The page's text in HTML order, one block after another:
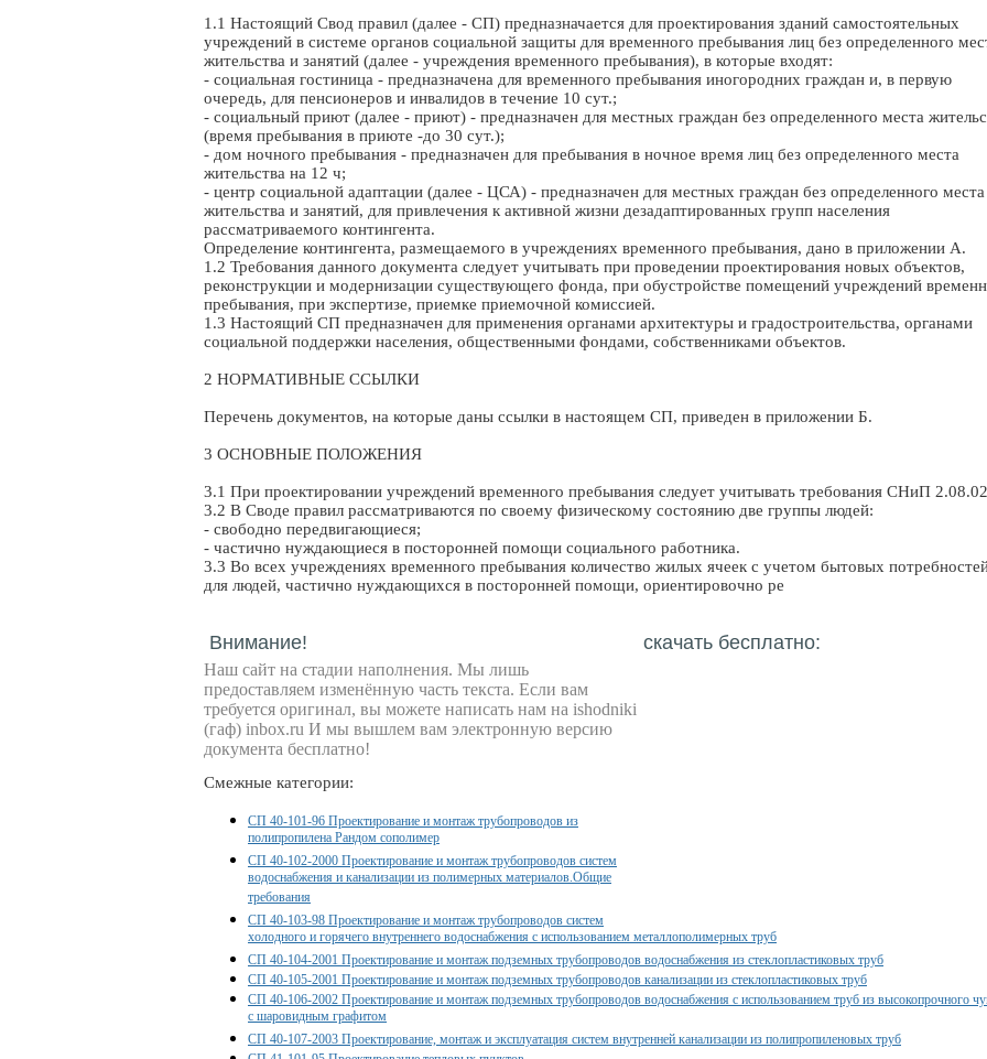
1.1 Настоящий Свод правил (далее - СП) предназначается для проектирования зданий самостоятельных
учреждений в системе органов социальной защиты для временного пребывания лиц без определенного
жительства и занятий (далее - учреждения временного пребывания), в которые входят:
- социальная гостиница - предназначена для временного пребывания иногородних граждан и, в первую
очередь, для пенсионеров и инвалидов в течение 10 сут.;
- социальный приют (далее - приют) - предназначен для местных граждан без определенного места
(время пребывания в приюте -до 30 сут.);
- дом ночного пребывания - предназначен для пребывания в ночное время лиц без определенного места
жительства на 12 ч;
- центр социальной адаптации (далее - ЦСА) - предназначен для местных граждан без определенного места
жительства и занятий, для привлечения к активной жизни дезадаптированных групп населения
рассматриваемого контингента.
Определение контингента, размещаемого в учреждениях временного пребывания, дано в приложении А.
1.2 Требования данного документа следует учитывать при проведении проектирования новых объектов,
реконструкции и модернизации существующего фонда, при обустройстве помещений учреждений
пребывания, при экспертизе, приемке приемочной комиссией.
1.3 Настоящий СП предназначен для применения органами архитектуры и градостроительства, органами
социальной поддержки населения, общественными фондами, собственниками объектов.
2 НОРМАТИВНЫЕ ССЫЛКИ
Перечень документов, на которые даны ссылки в настоящем СП, приведен в приложении Б.
3 ОСНОВНЫЕ ПОЛОЖЕНИЯ
3.1 При проектировании учреждений временного пребывания следует учитывать требования СНиП
3.2 В Своде правил рассматриваются по своему физическому состоянию две группы людей:
- свободно передвигающиеся;
- частично нуждающиеся в посторонней помощи социального работника.
3.3 Во всех учреждениях временного пребывания количество жилых ячеек с учетом бытовых
для людей, частично нуждающихся в посторонней помощи, ориентировочно ре
скачать бесплатно:
Внимание!
Наш сайт на стадии наполнения. Мы лишь
предоставляем изменённую часть текста. Если вам
требуется оригинал, вы можете написать нам на ishodniki
(гаф) inbox.ru И мы вышлем вам электронную версию
документа бесплатно!
Смежные категории:
СП 40-101-96 Проектирование и монтаж трубопроводов из
полипропилена Рандом сополимер
СП 40-102-2000 Проектирование и монтаж трубопроводов систем
водоснабжения и канализации из полимерных материалов.Общие
требования
СП 40-103-98 Проектирование и монтаж трубопроводов систем
холодного и горячего внутреннего водоснабжения с использованием металлополимерных труб
СП 40-104-2001 Проектирование и монтаж подземных трубопроводов водоснабжения из стеклопластиковых труб
СП 40-105-2001 Проектирование и монтаж подземных трубопроводов канализации из стеклопластиковых труб
СП 40-106-2002 Проектирование и монтаж подземных трубопроводов водоснабжения с использованием труб из высокопрочного
с шаровидным графитом
СП 40-107-2003 Проектирование, монтаж и эксплуатация систем внутренней канализации из полипропиленовых труб